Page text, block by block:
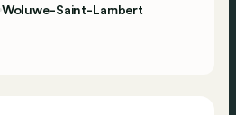
Woluwe-Saint-Lambert